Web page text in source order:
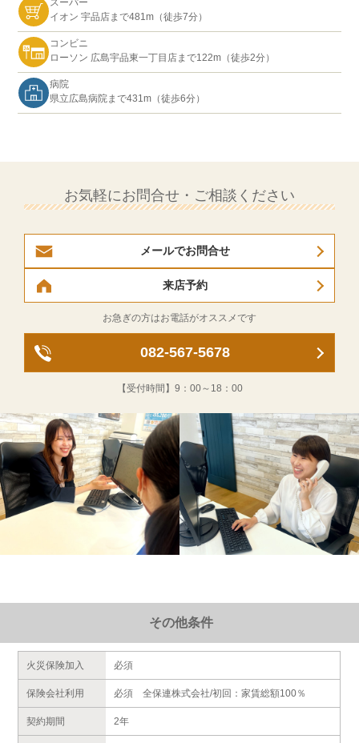
スーパー
イオン 宇品店まで481m（徒歩7分）
コンビニ
ローソン 広島宇品東一丁目店まで122m（徒歩2分）
病院
県立広島病院まで431m（徒歩6分）
お気軽にお問合せ・ご相談ください
メールでお問合せ
来店予約
お急ぎの方はお電話がオススメです
082-567-5678
【受付時間】 9：00～18：00
その他条件
火災保険加入 必須
保険会社利用 必須 全保連株式会社/初回：家賃総額100％
契約期間 2年